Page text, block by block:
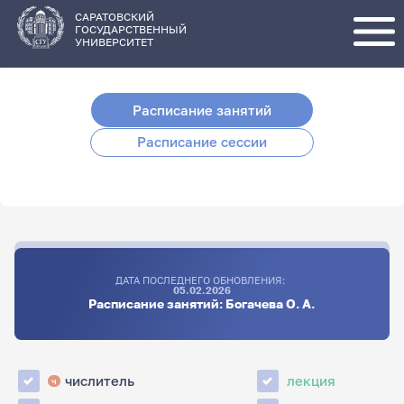
основному
содержанию
САРАТОВСКИЙ
ГОСУДАРСТВЕННЫЙ
УНИВЕРСИТЕТ
Расписание занятий
Расписание сессии
ДАТА ПОСЛЕДНЕГО ОБНОВЛЕНИЯ:
05.02.2026
Расписание занятий: Богачева О. А.
ч числитель
лекция